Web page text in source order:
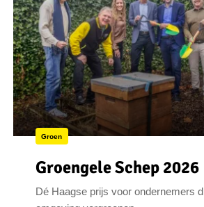
Groen
Groengele Schep 2026
Dé Haagse prijs voor ondernemers